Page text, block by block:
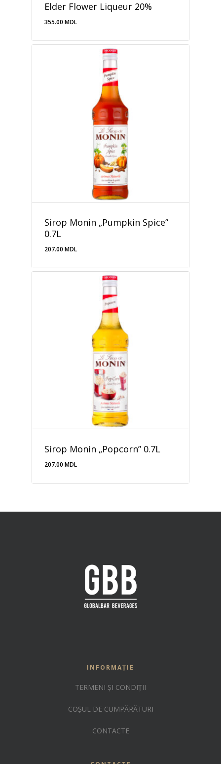
Elder Flower Liqueur 20%
355.00 MDL
Sirop Monin „Pumpkin Spice”
0.7L
207.00 MDL
Sirop Monin „Popcorn” 0.7L
207.00 MDL
INFORMAȚIE
TERMENI ȘI CONDIȚII
COȘUL DE CUMPĂRĂTURI
CONTACTE